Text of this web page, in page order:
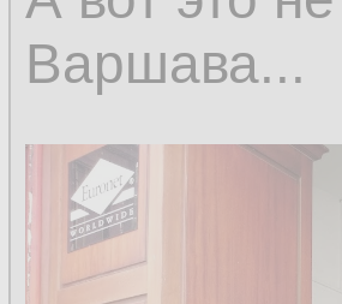
Варшава...